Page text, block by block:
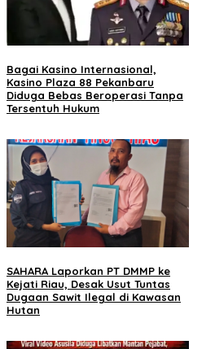
Bagai Kasino Internasional,
Kasino Plaza 88 Pekanbaru
Diduga Bebas Beroperasi Tanpa
Tersentuh Hukum
SAHARA Laporkan PT DMMP ke
Kejati Riau, Desak Usut Tuntas
Dugaan Sawit Ilegal di Kawasan
Hutan